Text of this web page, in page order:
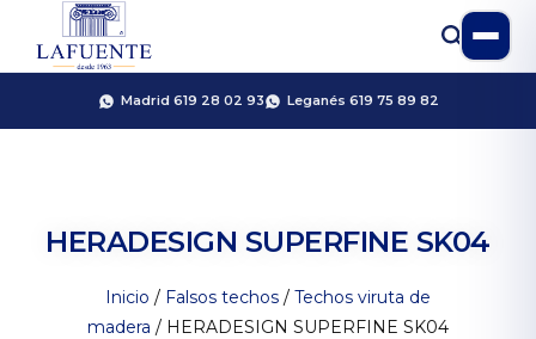
Madrid 619 28 02 93 Leganés 619 75 89 82
HERADESIGN SUPERFINE SK04
Inicio / Falsos techos / Techos viruta de
madera / HERADESIGN SUPERFINE SK04